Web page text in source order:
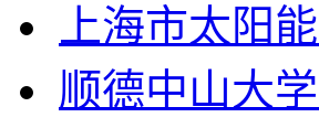
上海市太阳
顺德中山大